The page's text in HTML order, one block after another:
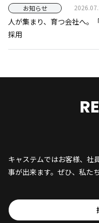
お知らせ
人が集まり、育つ会社へ。
採用
キャステムではお客様、社
事が出来ます。ぜひ、私た